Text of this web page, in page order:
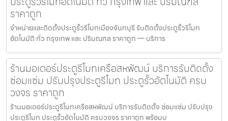
ราคาถูก
จำหน่ายและติดตั้งประตูรั้วรีโมทเมืองจันทบุรี รับติดตั้งประตูรั้วรีโมท
อัตโนมัติ ทั่ว กรุงเทพ และ ปริมณฑล ราคาถูก — บริการ
ร้านมอเตอร์ประตูรีโมทเครือสหพัฒน์ บริการรับติดตั้ง
ซ่อมแซ่ม ปรับปรุงประตูรีโมท ประตูรั้วอัตโนมัติ ครบ
วงจร ราคาถูก
ร้านมอเตอร์ประตูรีโมทเครือสหพัฒน์ บริการรับติดตั้ง ซ่อมแซ่ม ปรับปรุง
ประตูรีโมท ประตูรั้วอัตโนมัติ ครบวงจร ราคาถูก พร้อมบ